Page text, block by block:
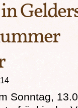
Sonntag,